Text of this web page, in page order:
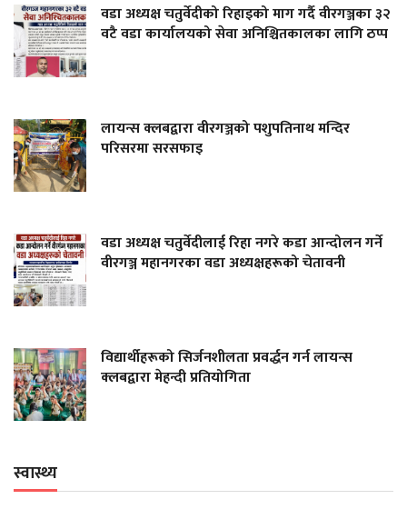
वडा अध्यक्ष चतुर्वेदीको रिहाइको माग गर्दै वीरगञ्जका ३२
वटै वडा कार्यालयको सेवा अनिश्चितकालका लागि ठप्प
लायन्स क्लबद्वारा वीरगञ्जको पशुपतिनाथ मन्दिर
परिसरमा सरसफाइ
वडा अध्यक्ष चतुर्वेदीलाई रिहा नगरे कडा आन्दोलन गर्ने
वीरगञ्ज महानगरका वडा अध्यक्षहरूको चेतावनी
विद्यार्थीहरूको सिर्जनशीलता प्रवर्द्धन गर्न लायन्स
क्लबद्वारा मेहन्दी प्रतियोगिता
स्वास्थ्य